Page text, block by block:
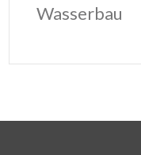
Wasserbau